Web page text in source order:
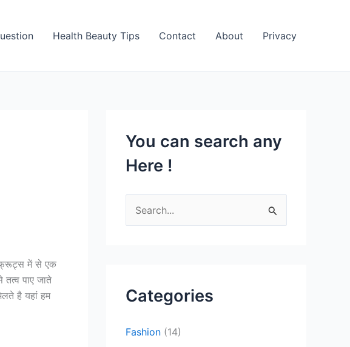
Health Beauty Tips Contact About Privacy
फ्रूट्स में से एक
तत्व पाए जाते
है यहां हम
You can search any
Here !
e
h
o
Categories
Fashion (14)